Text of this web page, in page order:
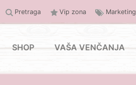
Pretraga Vip zona Marketing
SHOP VAŠA VENČANJA